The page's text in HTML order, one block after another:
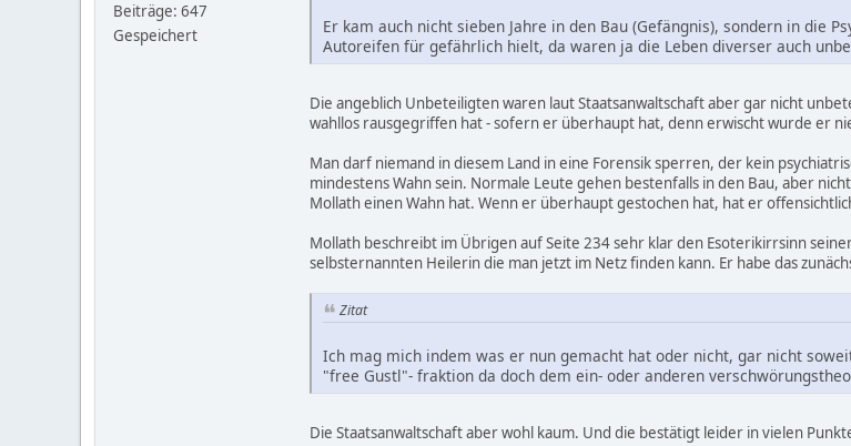
Beiträge: 647
Gespeichert
Er kam auch nicht sieben Jahre in den Bau (Gefängnis), sondern in die
Autoreifen für gefährlich hielt, da waren ja die Leben diverser auch
Die angeblich Unbeteiligten waren laut Staatsanwaltschaft aber gar nicht
wahllos rausgegriffen hat - sofern er überhaupt hat, denn erwischt wurde er
Man darf niemand in diesem Land in eine Forensik sperren, der kein
mindestens Wahn sein. Normale Leute gehen bestenfalls in den Bau, aber
Mollath einen Wahn hat. Wenn er überhaupt gestochen hat, hat er
Mollath beschreibt im Übrigen auf Seite 234 sehr klar den Esoterikirrsinn
selbsternannten Heilerin die man jetzt im Netz finden kann. Er habe das
Zitat
Ich mag mich indem was er nun gemacht hat oder nicht, gar nicht
"free Gustl"- fraktion da doch dem ein- oder anderen
Die Staatsanwaltschaft aber wohl kaum. Und die bestätigt leider in vielen